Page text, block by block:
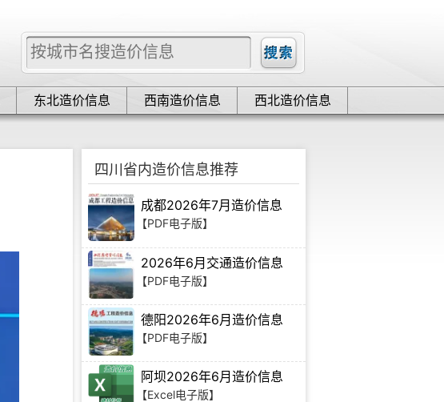
东北造价信息 西南造价信息 西北造价信息
四川省内造价信息推荐
成都2026年7月造价信息
【PDF电子版】
2026年6月交通造价信息
【PDF电子版】
德阳2026年6月造价信息
【PDF电子版】
阿坝2026年6月造价信息
【Excel电子版】